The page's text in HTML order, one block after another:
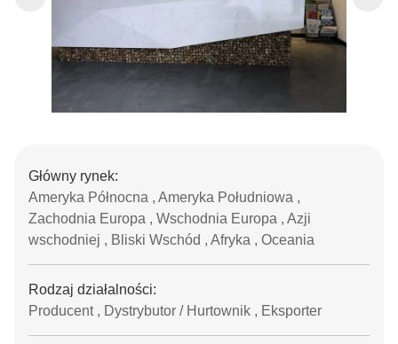
Główny rynek:
Ameryka Północna , Ameryka Południowa ,
Zachodnia Europa , Wschodnia Europa , Azji
wschodniej , Bliski Wschód , Afryka , Oceania
Rodzaj działalności:
Producent , Dystrybutor / Hurtownik , Eksporter